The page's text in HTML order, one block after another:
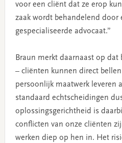
voor een cliënt dat ze erop
zaak wordt behandelend door
gespecialiseerde advocaat.”
Braun merkt daarnaast op dat
– cliënten kunnen direct
persoonlijk maatwerk leveren
standaard echtscheidingen
oplossingsgerichtheid is
conflicten van onze cliënten
werken diep op hen in. Het